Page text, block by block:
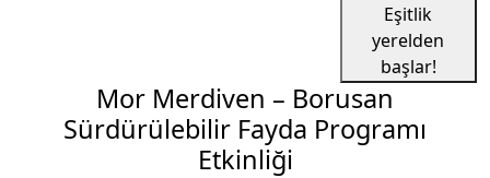
Eşitlik
yerelden
başlar!
Mor Merdiven – Borusan
Sürdürülebilir Fayda Programı
Etkinliği